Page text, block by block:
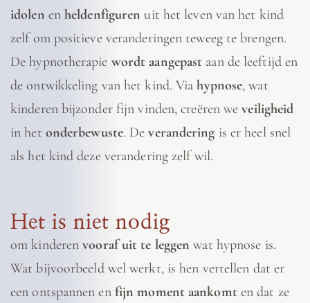
idolen enheldenfiguren uit het leven van het kind
zelf om positieve veranderingen teweeg te brengen.
De hypnotherapie wordt aangepast aan de leeftijd en
de ontwikkeling van het kind. Viahypnose, wat
kinderen bijzonder fijn vinden, creëren weveiligheid
in het onderbewuste. De verandering is er heel snel
als het kind deze verandering zelf wil.
Het is niet nodig
om kinderenvooraf uit te leggen wat hypnose is.
Watbijvoorbeeld wel werkt, is hen vertellen dat er
een ontspannen en fijn moment aankomt en dat ze